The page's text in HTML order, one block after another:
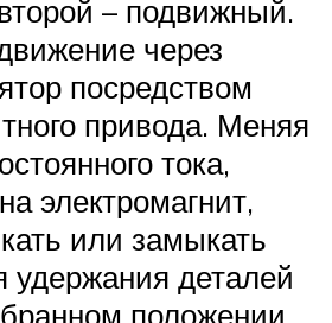
– подвижный.
через
посредством
привода. Меняя
тока,
электромагнит,
или замыкать
удержания деталей
положении